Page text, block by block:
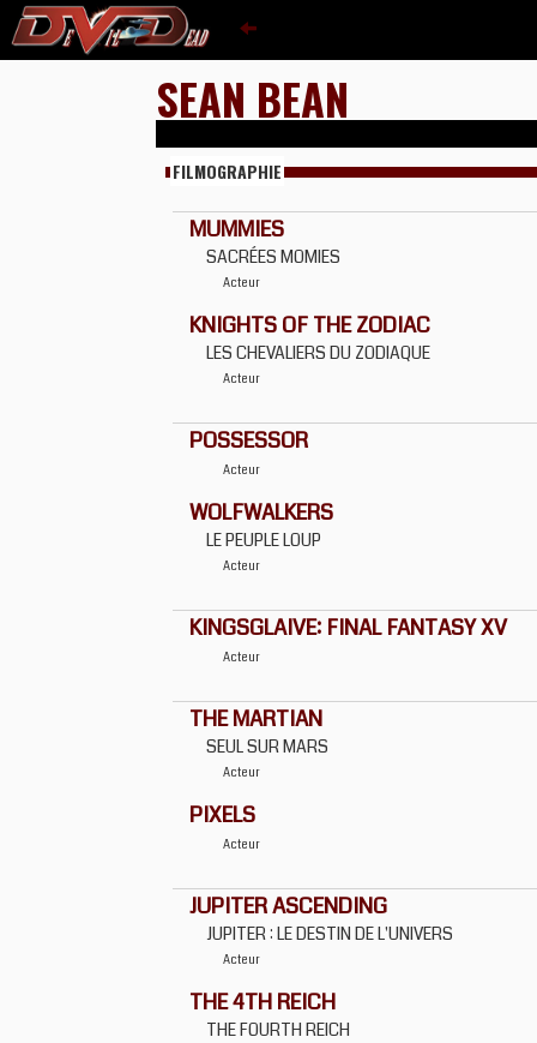
SEAN BEAN
FILMOGRAPHIE
MUMMIES
SACRÉES MOMIES
Acteur
KNIGHTS OF THE ZODIAC
LES CHEVALIERS DU ZODIAQUE
Acteur
POSSESSOR
Acteur
WOLFWALKERS
LE PEUPLE LOUP
Acteur
KINGSGLAIVE: FINAL FANTASY XV
Acteur
THE MARTIAN
SEUL SUR MARS
Acteur
PIXELS
Acteur
JUPITER ASCENDING
JUPITER : LE DESTIN DE L'UNIVERS
Acteur
THE 4TH REICH
THE FOURTH REICH